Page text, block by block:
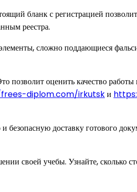
бланк с регистрацией
реестра.
сложно поддающиеся
позволит оценить качество
diplom.com/irkutskи
доставку готового
своей учебы. Узнайте, сколько